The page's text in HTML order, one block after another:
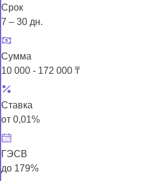
Срок
7 – 30 дн.
Сумма
10 000 - 172 000 ₸
Ставка
от 0,01%
ГЭСВ
до 179%